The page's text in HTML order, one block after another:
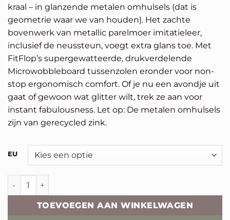
kraal – in glanzende metalen omhulsels (dat is
geometrie waar we van houden). Het zachte
bovenwerk van metallic parelmoer imitatieleer,
inclusief de neussteun, voegt extra glans toe. Met
FitFlop’s supergewatteerde, drukverdelende
Microwobbleboard tussenzolen eronder voor non-
stop ergonomisch comfort. Of je nu een avondje uit
gaat of gewoon wat glitter wilt, trek ze aan voor
instant fabulousness. Let op: De metalen omhulsels
zijn van gerecycled zink.
EU
FitFlop Halo teenslipper aantal
TOEVOEGEN AAN WINKELWAGEN
Alternative: